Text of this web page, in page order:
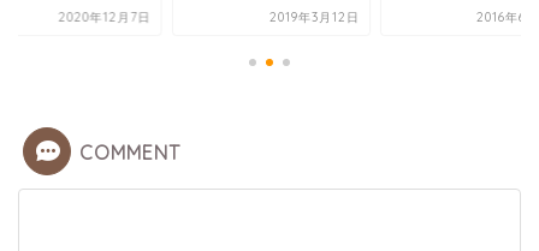
2020年12月7日 2019年3月12日 2016年6
COMMENT